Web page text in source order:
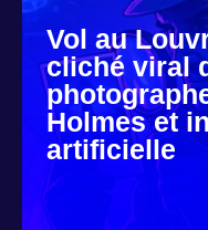
Vol au
cliché viral
Holmes et
artificielle